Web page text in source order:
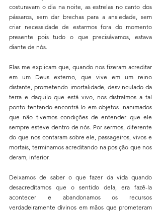
costuravam o dia na noite, as estrelas no canto dos
pássaros, sem dar brechas para a ansiedade, sem
criar necessidade de estarmos fora do momento
presente pois tudo o que precisávamos, estava
diante de nós.
Elas me explicam que, quando nos fizeram acreditar
em um Deus externo, que vive em um reino
distante, prometendo imortalidade, desvinculado da
terra e daquilo que está vivo, nos distraímos a tal
ponto tentando encontrá-lo em objetos inanimados
que não tivemos condições de entender que ele
sempre esteve dentro de nós. Por sermos, diferente
do que nos contaram sobre ele, passageiros, vivos e
mortais, terminamos acreditando na posição que nos
deram, inferior.
Deixamos de saber o que fazer da vida quando
desacreditamos que o sentido dela, era fazê-la
acontecer e abandonamos os recursos
verdadeiramente divinos em mãos que prometeram